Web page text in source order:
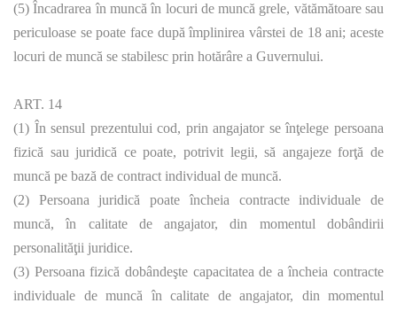
(5) Încadrarea în muncă în locuri de muncă grele, vătămătoare sau
periculoase se poate face după împlinirea vârstei de 18 ani; aceste
locuri de muncă se stabilesc prin hotărâre a Guvernului.
ART. 14
(1) În sensul prezentului cod, prin angajator se înţelege persoana
fizică sau juridică ce poate, potrivit legii, să angajeze forţă de
muncă pe bază de contract individual de muncă.
(2) Persoana juridică poate încheia contracte individuale de
muncă, în calitate de angajator, din momentul dobândirii
personalităţii juridice.
(3) Persoana fizică dobândeşte capacitatea de a încheia contracte
individuale de muncă în calitate de angajator, din momentul